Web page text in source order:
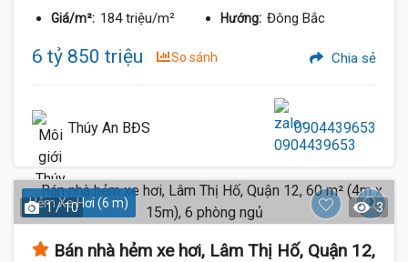
Giá/m²: 184 triệu/m² Hướng: Đông Bắc
6 tỷ 850 triệu So sánh Chia sẻ
Thúy An BĐS 0904439653
Hẻm Xe Hơi (6 m)
1 / 10 3
Bán nhà hẻm xe hơi, Lâm Thị Hố, Quận 12,